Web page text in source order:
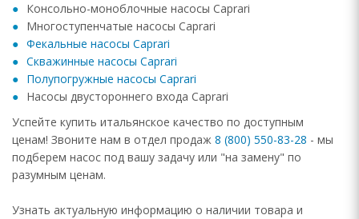
Консольно-моноблочные насосы Caprari
Многоступенчатые насосы Caprari
Фекальные насосы Caprari
Скважинные насосы Caprari
Полупогружные насосы Caprari
Насосы двустороннего входа Caprari
Успейте купить итальянское качество по доступным
ценам! Звоните нам в отдел продаж 8 (800) 550-83-28 - мы
подберем насос под вашу задачу или "на замену" по
разумным ценам.
Узнать актуальную информацию о наличии товара и